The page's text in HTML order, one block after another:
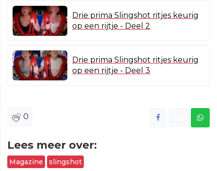
Drie prima Slingshot ritjes keurig
op een rijtje - Deel 2
Drie prima Slingshot ritjes keurig
op een rijtje - Deel 3
0
Lees meer over:
Magazine slingshot